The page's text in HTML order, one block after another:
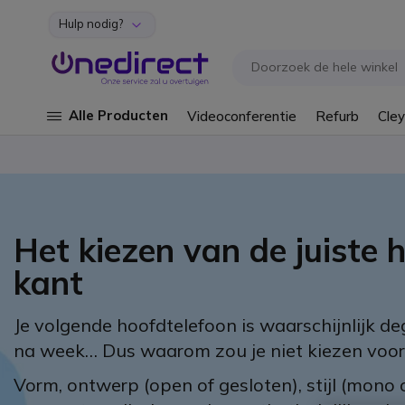
Ga naar de inhoud
Hulp nodig?
Alle Producten Videoconferentie Refurb
Het kiezen van de juiste
kant
Je volgende hoofdtelefoon is waarschijnlijk
na week… Dus waarom zou je niet kiezen
Vorm, ontwerp (open of gesloten), stijl